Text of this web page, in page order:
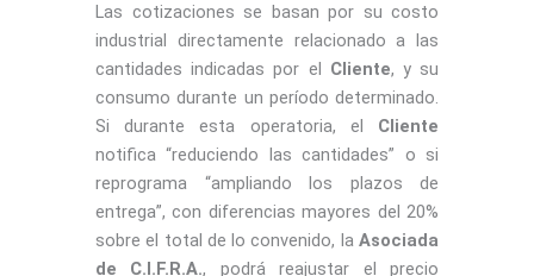
Las cotizaciones se basan por su costo
industrial directamente relacionado a las
cantidades indicadas por el Cliente, y su
consumo durante un período determinado.
Si durante esta operatoria, el Cliente
notifica “reduciendo las cantidades” o si
reprograma “ampliando los plazos de
entrega”, con diferencias mayores del 20%
sobre el total de lo convenido, la Asociada
de C.I.F.R.A., podrá reajustar el precio